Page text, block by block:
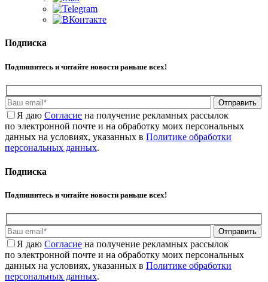
Подписка
Подпишитесь и читайте новости раньше всех!
Отправить
Я даю Cогласие на получение рекламных рассылок
по электронной почте и на обработку моих персональных
данных на условиях, указанных в Политике обработки
персональных данных.
Подписка
Подпишитесь и читайте новости раньше всех!
Отправить
Я даю Cогласие на получение рекламных рассылок
по электронной почте и на обработку моих персональных
данных на условиях, указанных в Политике обработки
персональных данных.